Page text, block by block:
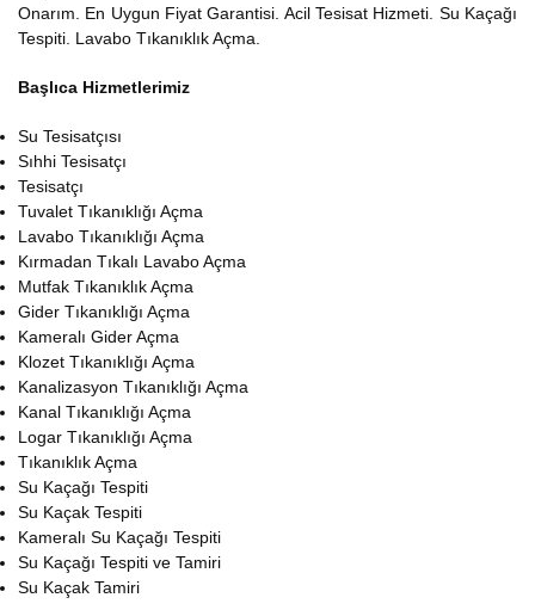
Onarım. En Uygun Fiyat Garantisi. Acil Tesisat Hizmeti. Su Kaçağı
Tespiti. Lavabo Tıkanıklık Açma.
Başlıca Hizmetlerimiz
Su Tesisatçısı
Sıhhi Tesisatçı
Tesisatçı
Tuvalet Tıkanıklığı Açma
Lavabo Tıkanıklığı Açma
Kırmadan Tıkalı Lavabo Açma
Mutfak Tıkanıklık Açma
Gider Tıkanıklığı Açma
Kameralı Gider Açma
Klozet Tıkanıklığı Açma
Kanalizasyon Tıkanıklığı Açma
Kanal Tıkanıklığı Açma
Logar Tıkanıklığı Açma
Tıkanıklık Açma
Su Kaçağı Tespiti
Su Kaçak Tespiti
Kameralı Su Kaçağı Tespiti
Su Kaçağı Tespiti ve Tamiri
Su Kaçak Tamiri